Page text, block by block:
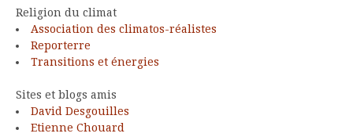
Religion du climat
Association des climatos-réalistes
Reporterre
Transitions et énergies
Sites et blogs amis
David Desgouilles
Etienne Chouard